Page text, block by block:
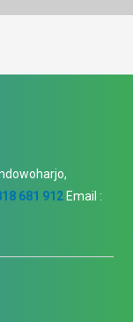
681 912 Email :